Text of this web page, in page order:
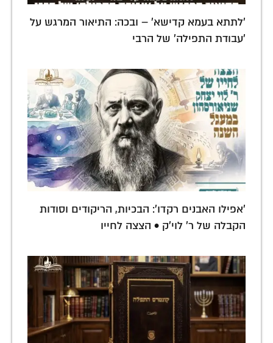
'לתתא בעמא קדישא' – ובכה: התיאור המרגש על
'עבודת התפילה' של הרבי
'אפילו האבנים רקדו': הבכיות, הריקודים וסודות
הקבלה של ר' לוי'ק • הצצה לחייו